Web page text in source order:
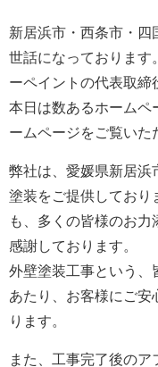
新居浜市・西条市・四
世話になっております
ーペイントの代表取締
本日は数あるホームペ
ームページをご覧いた
弊社は、愛媛県新居浜
塗装をご提供しており
も、多くの皆様のお力
感謝しております。
外壁塗装工事という、
あたり、お客様にご安
ります。
また、工事完了後の